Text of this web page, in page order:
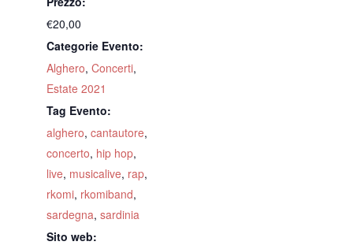
€20,00
Categorie Evento:
Alghero, Concerti,
Estate 2021
Tag Evento:
alghero, cantautore,
concerto, hip hop,
live, musicalive, rap,
rkomi, rkomiband,
sardegna, sardinia
Sito web: